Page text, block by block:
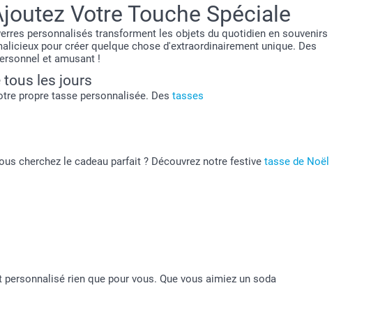
Votre Touche Spéciale
personnalisés transforment les objets du quotidien en souvenirs
pour créer quelque chose d'extraordinairement unique. Des
et amusant !
tous les jours
propre tasse personnalisée. Des tasses
cherchez le cadeau parfait ? Découvrez notre festive tasse de Noël
rien que pour vous. Que vous aimiez un soda